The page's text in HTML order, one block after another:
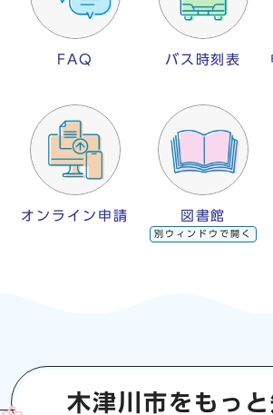
FAQ バス時刻表
オンライン申請 図書館
別ウィンドウで開く
木津川市をもっ